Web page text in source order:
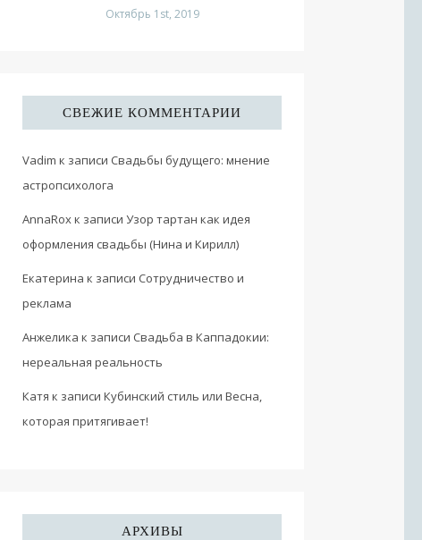
Октябрь 1st, 2019
СВЕЖИЕ КОММЕНТАРИИ
Vadim к записи Свадьбы будущего: мнение
астропсихолога
AnnaRoxк записи Узор тартан как идея
оформления свадьбы (Нина и Кирилл)
Екатерина к записи Сотрудничество и
реклама
Анжелика к записи Свадьба в Каппадокии:
нереальная реальность
Катя к записи Кубинский стиль или Весна,
которая притягивает!
АРХИВЫ